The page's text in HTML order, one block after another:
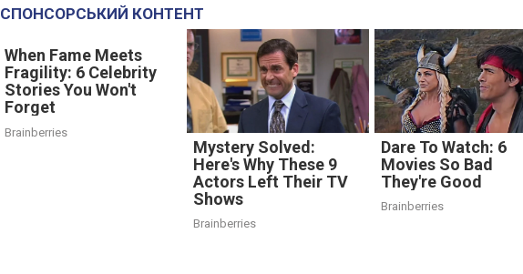
СПОНСОРСЬКИЙ КОНТЕНТ
When Fame Meets
Fragility: 6 Celebrity
Stories You Won't
Forget
Brainberries
Mystery Solved:
Here's Why These 9
Actors Left Their TV
Shows
Brainberries
Dare To Watch: 6
Movies So Bad
They're Good
Brainberries